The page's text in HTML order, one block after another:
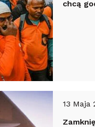
chcą
13 Maja